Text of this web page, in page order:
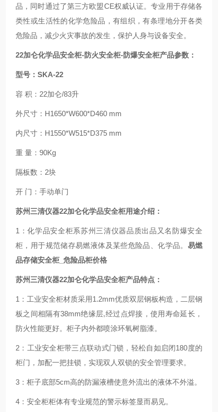
品，同时通过了第三方欧盟CE权威认证。专业用于存储各
类性或生活性的化学危险品，有组织，有条理地分开各类
危险品，减少火灾事故的发生，保护人身与设备安全。
22加仑化学品安全柜-防火安全柜-防爆安全柜产品参数：
型号：SKA-22
容 积：22加仑/83升
外尺寸：H1650*W600*D460 mm
内尺寸：H1550*W515*D375 mm
重 量：90Kg
隔板数：2块
开 门：手动单门
苏州三清仪器22加仑化学品安全柜用途介绍：
1：化学品安全柜系苏州三清仪器品质出品又名防爆安全
柜，用于规范储存易燃液体及某些危险品、化学品。 易燃
品存储安全柜_危险品柜价格
苏州三清仪器22加仑化学品安全柜产品特点：
1：工业安全柜材质采用1.2mm优质双层钢板构造，二层钢
板之间相隔有38mm绝缘层,经过点焊接，使用寿命延长，
防火性能更好。柜子内外都喷涂环氧树脂漆。
2：工业安全柜带三点联动式门锁，轻松自如启闭180度的
柜门，加配一把挂锁，实现双人双锁的安全管理要求。
3：柜子底部5cm高的防漏液槽使意外流出的液体不外溢。
4：安全柜柜体有专业规范的警示标签显而易见。